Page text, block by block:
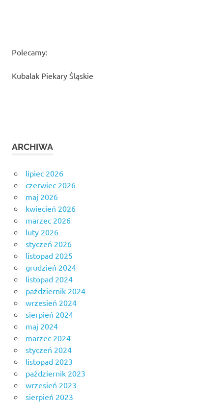
Polecamy:
Kubalak Piekary Śląskie
ARCHIWA
lipiec 2026
czerwiec 2026
maj 2026
kwiecień 2026
marzec 2026
luty 2026
styczeń 2026
listopad 2025
grudzień 2024
listopad 2024
październik 2024
wrzesień 2024
sierpień 2024
maj 2024
marzec 2024
styczeń 2024
listopad 2023
październik 2023
wrzesień 2023
sierpień 2023